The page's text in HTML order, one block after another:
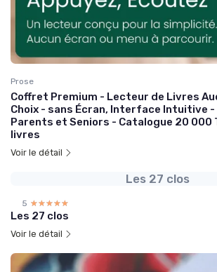
Prose
Coffret Premium - Lecteur de Livres
Choix - sans Écran, Interface Intuitive -
Parents et Seniors - Catalogue 20
livres
Voir le détail
Les 27 clos
5 ☆☆☆☆☆
★★★★★
Les 27 clos
Voir le détail